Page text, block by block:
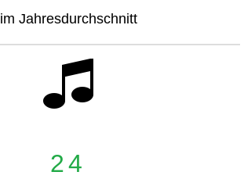
im Jahresdurchschnitt
24